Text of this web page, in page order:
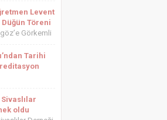
Farkında
ve
göreve
eri için
Törene
Levent
Töreni
Görkemli
Serbest
Odası
iş ve mali
Tarihi
Gururu!
üyelerine
oldu